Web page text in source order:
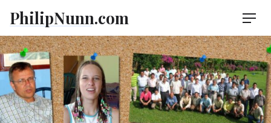
content
PhilipNunn.com